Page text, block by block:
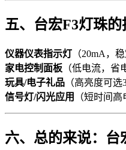
五、台宏F3灯珠
仪器仪表指示灯 （20mA，
家电控制面板 （低电流，省
玩具/电子礼品 （高亮度可选
信号灯/闪光应用
（短时间高
六、总的来说：台